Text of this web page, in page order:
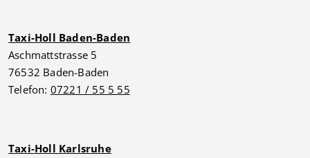
Taxi-Holl Baden-Baden
Aschmattstrasse 5
76532 Baden-Baden
Telefon: 07221 / 55 5 55
Taxi-Holl Karlsruhe